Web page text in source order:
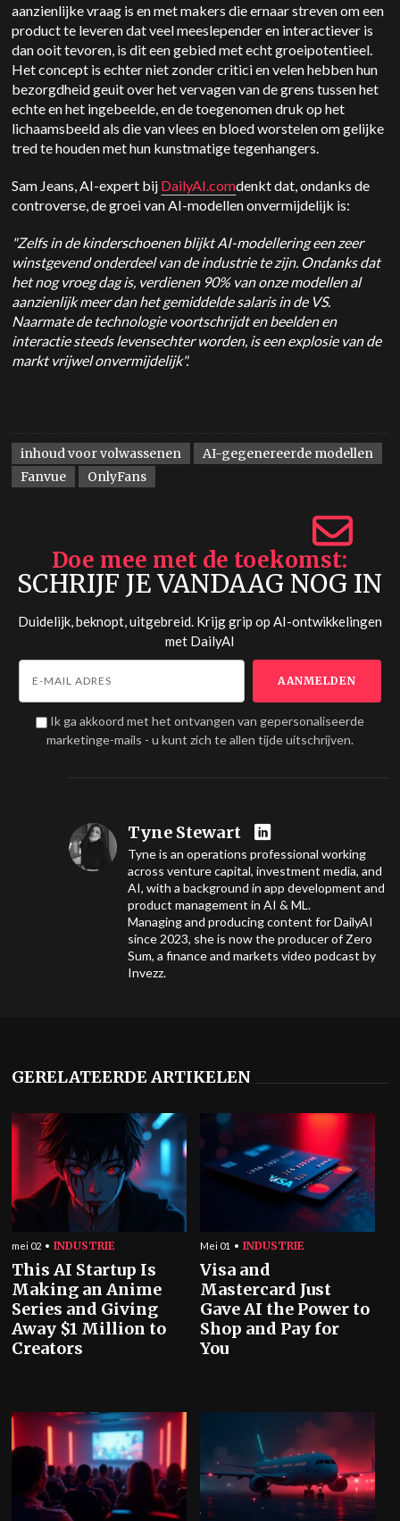
aanzienlijke vraag is en met makers die ernaar streven om een
product te leveren dat veel meeslepender en interactiever is
dan ooit tevoren, is dit een gebied met echt groeipotentieel.
Het concept is echter niet zonder critici en velen hebben hun
bezorgdheid geuit over het vervagen van de grens tussen het
echte en het ingebeelde, en de toegenomen druk op het
lichaamsbeeld als die van vlees en bloed worstelen om gelijke
tred te houden met hun kunstmatige tegenhangers.
Sam Jeans, AI-expert bij DailyAI.comdenkt dat, ondanks de
controverse, de groei van AI-modellen onvermijdelijk is:
"Zelfs in de kinderschoenen blijkt AI-modellering een zeer
winstgevend onderdeel van de industrie te zijn. Ondanks dat
het nog vroeg dag is, verdienen 90% van onze modellen al
aanzienlijk meer dan het gemiddelde salaris in de VS.
Naarmate de technologie voortschrijdt en beelden en
interactie steeds levensechter worden, is een explosie van de
markt vrijwel onvermijdelijk".
inhoud voor volwassenen
AI-gegenereerde modellen
Fanvue
OnlyFans
Doe mee met de toekomst
SCHRIJF JE VANDAAG NOG IN
Duidelijk, beknopt, uitgebreid. Krijg grip op AI-ontwikkelingen
met DailyAI
Ik ga akkoord met het ontvangen van gepersonaliseerde
marketinge-mails - u kunt zich te allen tijde uitschrijven.
Tyne Stewart
Tyne is an operations professional working
across venture capital, investment media, and
AI, with a background in app development and
product management in AI & ML.
Managing and producing content for DailyAI
since 2023, she is now the producer of Zero
Sum, a finance and markets video podcast by
Invezz.
GERELATEERDE ARTIKELEN
mei 02 INDUSTRIE
This AI Startup Is
Making an Anime
Series and Giving
Away $1 Million to
Creators
Mei 01 INDUSTRIE
Visa and
Mastercard Just
Gave AI the Power to
Shop and Pay for
You